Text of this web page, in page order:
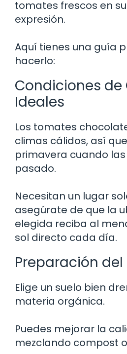
tomates frescos en
expresión.
Aquí tienes una guía
hacerlo:
Condiciones de
Ideales
Los tomates
climas cálidos, así
primavera cuando
pasado.
Necesitan un lugar
asegúrate de que la
elegida reciba al
sol directo cada día.
Preparación del
Elige un suelo bien
materia orgánica.
Puedes mejorar la
mezclando compost